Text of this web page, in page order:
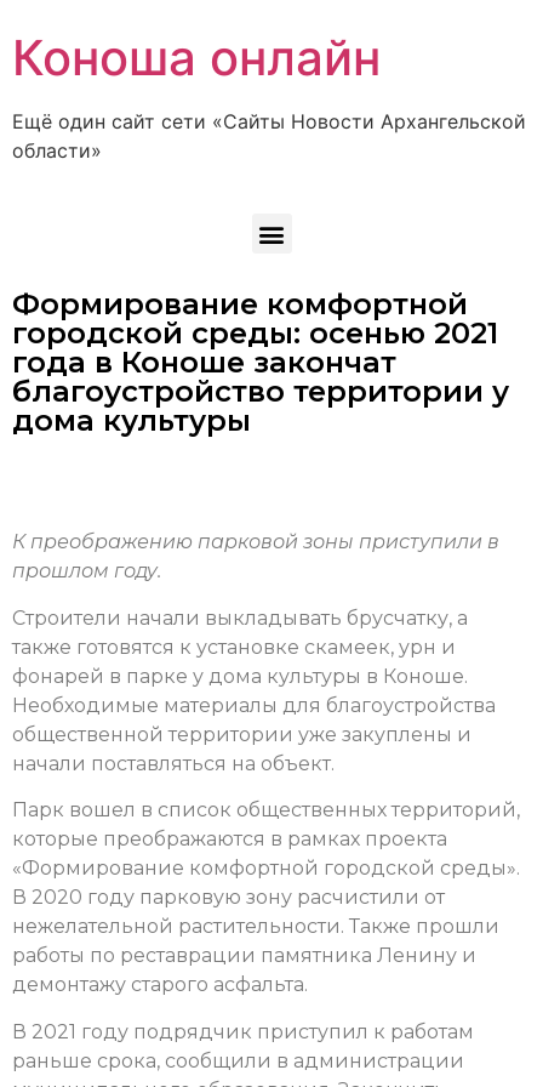
Коноша онлайн
Ещё один сайт сети «Сайты Новости Архангельской
области»
Формирование комфортной
городской среды: осенью 2021
года в Коноше закончат
благоустройство территории у
дома культуры
К преображению парковой зоны приступили в
прошлом году.
Строители начали выкладывать брусчатку, а
также готовятся к установке скамеек, урн и
фонарей в парке у дома культуры в Коноше.
Необходимые материалы для благоустройства
общественной территории уже закуплены и
начали поставляться на объект.
Парк вошел в список общественных территорий,
которые преображаются в рамках проекта
«Формирование комфортной городской среды».
В 2020 году парковую зону расчистили от
нежелательной растительности. Также прошли
работы по реставрации памятника Ленину и
демонтажу старого асфальта.
В 2021 году подрядчик приступил к работам
раньше срока, сообщили в администрации